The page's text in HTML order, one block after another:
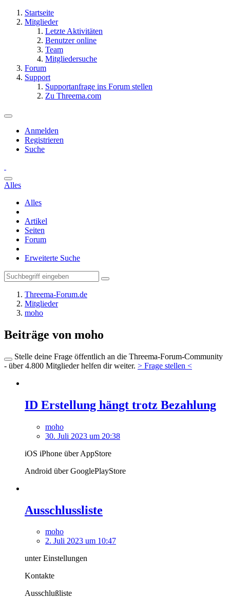
Startseite
Mitglieder
Letzte Aktivitäten
Benutzer online
Team
Mitgliedersuche
Forum
Support
Supportanfrage ins Forum stellen
Zu Threema.com
Anmelden
Registrieren
Suche
Alles
Alles
Artikel
Seiten
Forum
Erweiterte Suche
Threema-Forum.de
Mitglieder
moho
Beiträge von moho
Stelle deine Frage öffentlich an die Threema-Forum-Community
- über 4.800 Mitglieder helfen dir weiter. > Frage stellen <
ID Erstellung hängt trotz Bezahlung
moho
30. Juli 2023 um 20:38
iOS iPhone über AppStore
Android über GooglePlayStore
Ausschlussliste
moho
2. Juli 2023 um 10:47
unter Einstellungen
Kontakte
Ausschlußliste